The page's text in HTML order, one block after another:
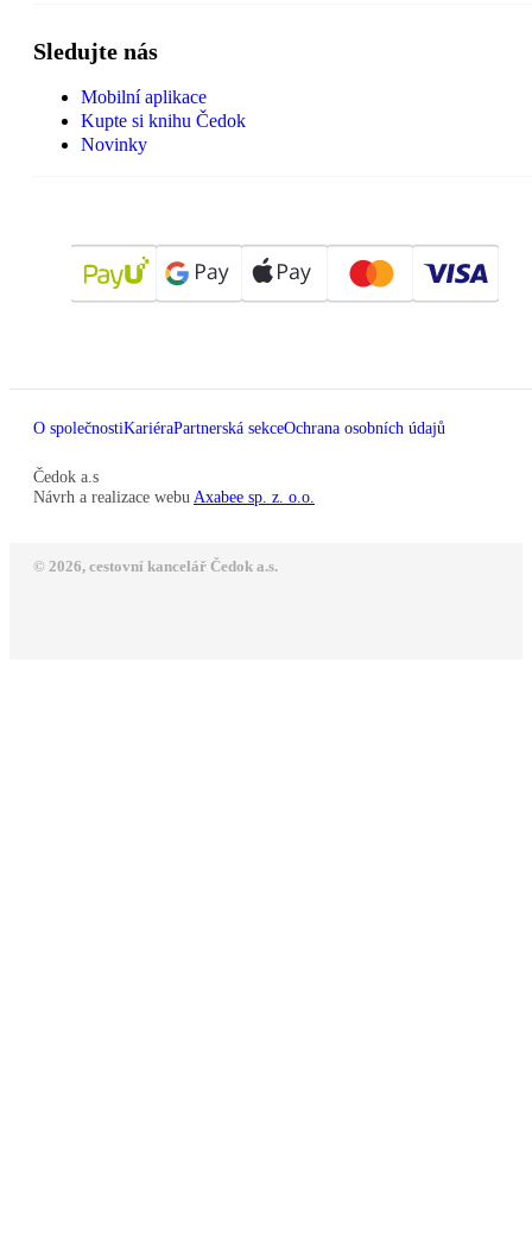
Sledujte nás
Mobilní aplikace
Kupte si knihu Čedok
Novinky
O společnostiKariéraPartnerská sekceOchrana osobních údajů
Čedok a.s
Návrh a realizace webu Axabee sp. z. o.o.
© 2026, cestovní kancelář Čedok a.s.